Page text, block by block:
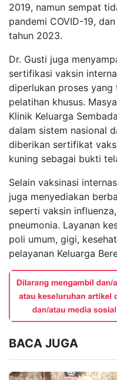
2019, namun sempat
pandemi COVID-19,
tahun 2023.
Dr. Gusti juga
sertifikasi vaksin
diperlukan proses
pelatihan khusus.
Klinik Keluarga
dalam sistem nasional
diberikan sertifikat
kuning sebagai bukti
Selain vaksinasi
juga menyediakan
seperti vaksin
pneumonia. Layanan
poli umum, gigi,
pelayanan Keluarga
BACA JUGA